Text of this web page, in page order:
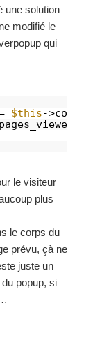
une solution
modifié le
qui
$this-
le visiteur
plus
le corps du
prévu, çà ne
juste un
popup, si